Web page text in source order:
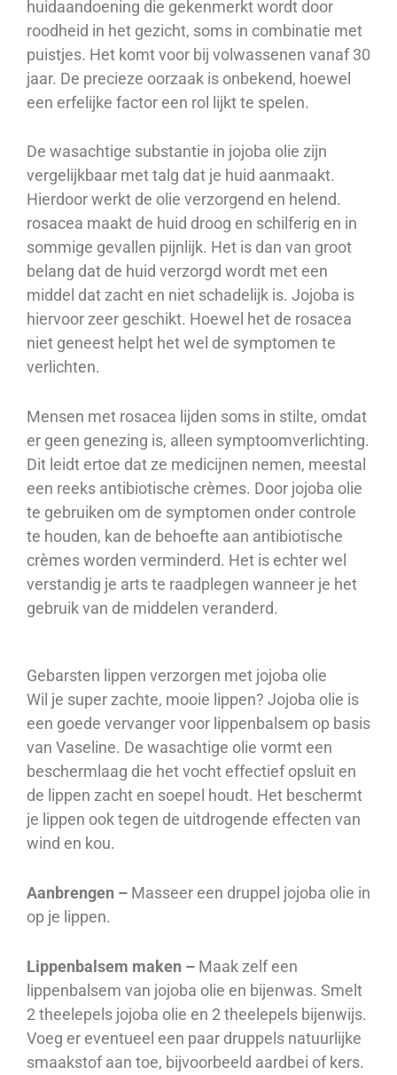
huidaandoening die gekenmerkt wordt door
roodheid in het gezicht, soms in combinatie met
puistjes. Het komt voor bij volwassenen vanaf 30
jaar. De precieze oorzaak is onbekend, hoewel
een erfelijke factor een rol lijkt te spelen.
De wasachtige substantie in jojoba olie zijn
vergelijkbaar met talg dat je huid aanmaakt.
Hierdoor werkt de olie verzorgend en helend.
rosacea maakt de huid droog en schilferig en in
sommige gevallen pijnlijk. Het is dan van groot
belang dat de huid verzorgd wordt met een
middel dat zacht en niet schadelijk is. Jojoba is
hiervoor zeer geschikt. Hoewel het de rosacea
niet geneest helpt het wel de symptomen te
verlichten.
Mensen met rosacea lijden soms in stilte, omdat
er geen genezing is, alleen symptoomverlichting.
Dit leidt ertoe dat ze medicijnen nemen, meestal
een reeks antibiotische crèmes. Door jojoba olie
te gebruiken om de symptomen onder controle
te houden, kan de behoefte aan antibiotische
crèmes worden verminderd. Het is echter wel
verstandig je arts te raadplegen wanneer je het
gebruik van de middelen veranderd.
Gebarsten lippen verzorgen met jojoba olie
Wil je super zachte, mooie lippen? Jojoba olie is
een goede vervanger voor lippenbalsem op basis
van Vaseline. De wasachtige olie vormt een
beschermlaag die het vocht effectief opsluit en
de lippen zacht en soepel houdt. Het beschermt
je lippen ook tegen de uitdrogende effecten van
wind en kou.
Aanbrengen – Masseer een druppel jojoba olie in
op je lippen.
Lippenbalsem maken – Maak zelf een
lippenbalsem van jojoba olie en bijenwas. Smelt
2 theelepels jojoba olie en 2 theelepels bijenwijs.
Voeg er eventueel een paar druppels natuurlijke
smaakstof aan toe, bijvoorbeeld aardbei of kers.